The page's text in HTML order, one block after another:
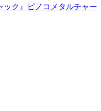
ック』ピノコメタルチャー